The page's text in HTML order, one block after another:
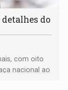
do
com oito
nacional ao